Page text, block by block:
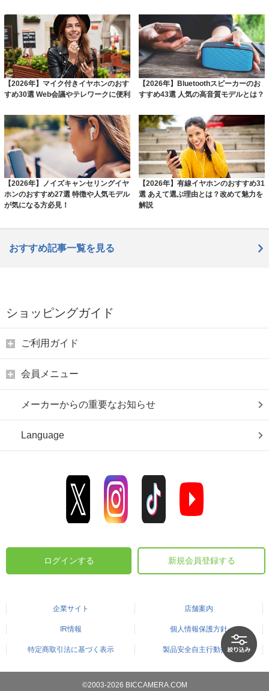
【2026年】マイク付きイヤホンのおす
すめ30選 Web会議やテレワークに便利
【2026年】Bluetoothスピーカーのお
すすめ43選 人気の高音質モデルとは？
【2026年】ノイズキャンセリングイヤ
ホンのおすすめ27選 特徴や人気モデル
が気になる方必見！
【2026年】有線イヤホンのおすすめ31
選 あえて選ぶ理由とは？改めて魅力を
解説
おすすめ記事一覧を見る
ショッピングガイド
ご利用ガイド
会員メニュー
メーカーからの重要なお知らせ
Language
ログインする 新規会員登録する
企業サイト 店舗案内
IR情報 個人情報保護方針
特定商取引法に基づく表示 製品安全自主行動指針
©2003-2026 BICCAMERA.COM